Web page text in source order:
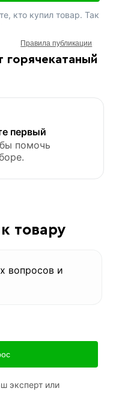
первый
помочь
кто купил товар. Так
Правила публикации
товару
вопросов и
эксперт или